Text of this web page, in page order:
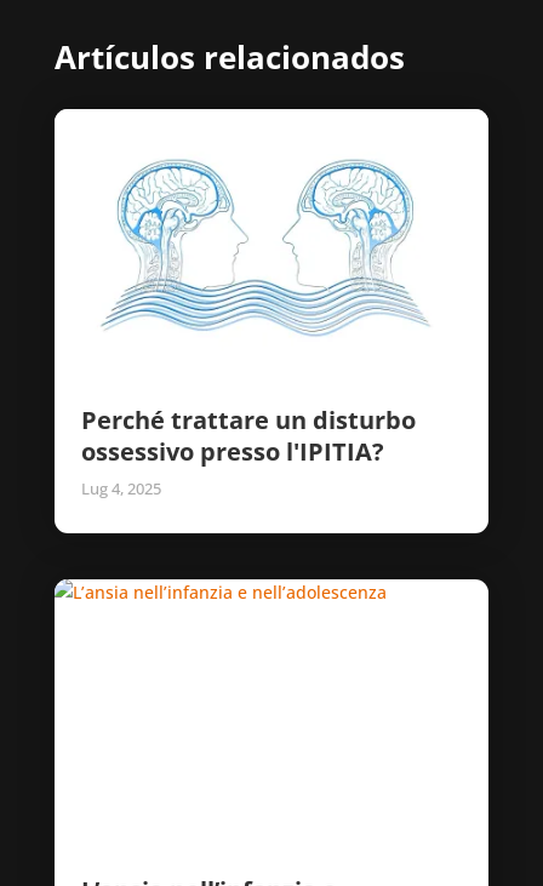
Artículos relacionados
Perché trattare un disturbo
ossessivo presso l'IPITIA?
Lug 4, 2025